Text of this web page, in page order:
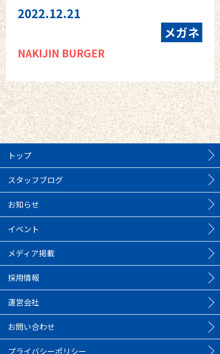
2022.12.21
メガネ
NAKIJIN BURGER
トップ
スタッフブログ
お知らせ
イベント
メディア掲載
採用情報
運営会社
お問い合わせ
プライバシーポリシー